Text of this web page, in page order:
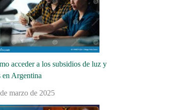
acceder a los subsidios de luz y
en Argentina
marzo de 2025